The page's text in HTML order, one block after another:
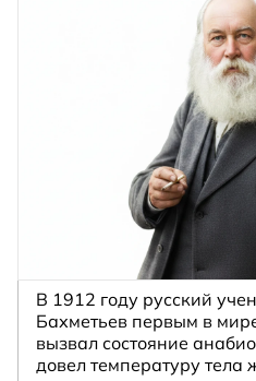
В 1912 году русский
Бахметьев первым в
вызвал состояние
довел температуру тела